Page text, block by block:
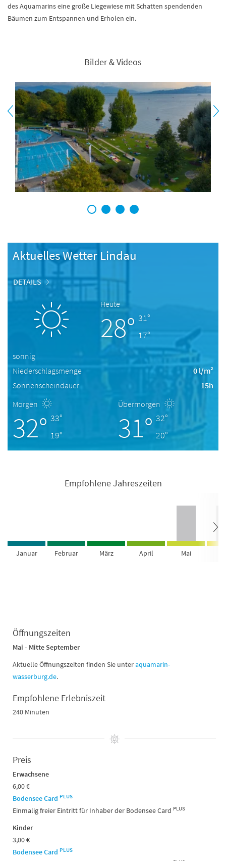
des Aquamarins eine große Liegewiese mit Schatten spendenden
Bäumen zum Entspannen und Erholen ein.
Bilder & Videos
1 2 3 4
Aktuelles Wetter Lindau
DETAILS
Heute
28° 31°
17°
sonnig
Niederschlagsmenge
0 l/m²
Sonnenscheindauer
15h
Morgen
32° 33°
19°
Übermorgen
31° 32°
20°
Empfohlene Jahreszeiten
Januar Februar März April Mai
Öffnungszeiten
Mai - Mitte September
Aktuelle Öffnungszeiten finden Sie unteraquamarin-
wasserburg.de.
Empfohlene Erlebniszeit
240 Minuten
Preis
Erwachsene
6,00 €
Bodensee Card PLUS
Einmalig freier Eintritt für Inhaber der Bodensee Card PLUS
Kinder
3,00 €
Bodensee Card PLUS